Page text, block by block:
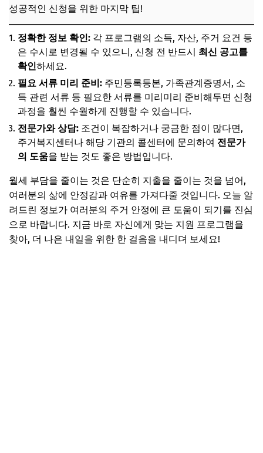
성공적인 신청을 위한 마지막 팁!
정확한 정보 확인: 각 프로그램의 소득, 자산, 주거 요건 등
은 수시로 변경될 수 있으니, 신청 전 반드시 최신 공고를
확인하세요.
필요 서류 미리 준비: 주민등록등본, 가족관계증명서, 소
득 관련 서류 등 필요한 서류를 미리미리 준비해두면 신청
과정을 훨씬 수월하게 진행할 수 있습니다.
전문가와 상담: 조건이 복잡하거나 궁금한 점이 많다면,
주거복지센터나 해당 기관의 콜센터에 문의하여 전문가
의 도움을 받는 것도 좋은 방법입니다.
월세 부담을 줄이는 것은 단순히 지출을 줄이는 것을 넘어,
여러분의 삶에 안정감과 여유를 가져다줄 것입니다. 오늘 알
려드린 정보가 여러분의 주거 안정에 큰 도움이 되기를 진심
으로 바랍니다. 지금 바로 자신에게 맞는 지원 프로그램을
찾아, 더 나은 내일을 위한 한 걸음을 내디뎌 보세요!